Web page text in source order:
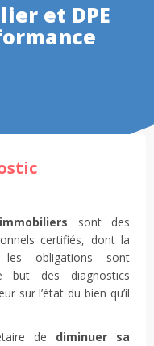
et DPE
sont des
certifiés, dont la
obligations sont
but des diagnostics
sur l’état du bien qu’il
de diminuer sa